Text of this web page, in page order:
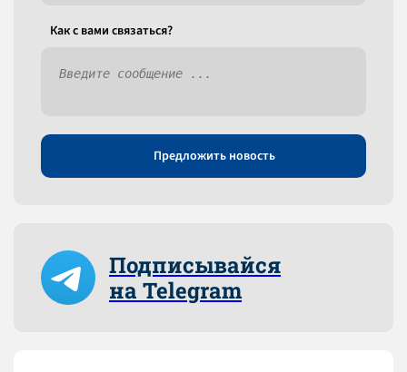
Как c вами связаться?
Предложить новость
Подписывайся
на Telegram